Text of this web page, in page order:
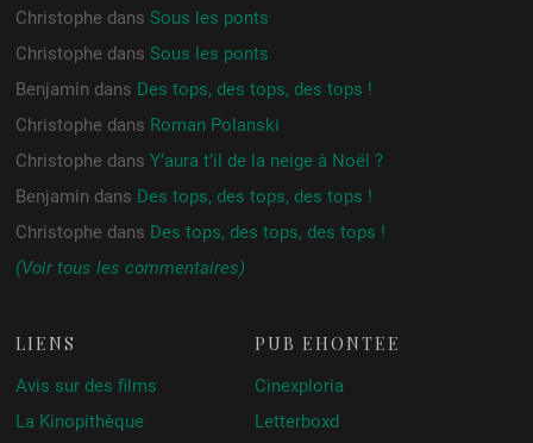
Christophe dans Sous les ponts
Christophe dans Sous les ponts
Benjamin dans Des tops, des tops, des tops !
Christophe dans Roman Polanski
Christophe dans Y’aura t’il de la neige à Noël ?
Benjamin dans Des tops, des tops, des tops !
Christophe dans Des tops, des tops, des tops !
(Voir tous les commentaires)
LIENS
Avis sur des films
La Kinopithèque
PUB ÉHONTÉE
Cinexploria
Letterboxd